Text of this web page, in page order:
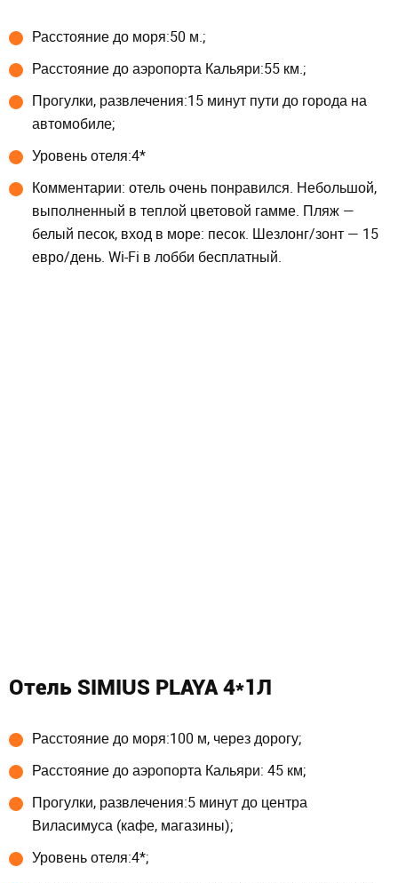
Расстояние до моря:50 м.;
Расстояние до аэропорта Кальяри:55 км.;
Прогулки, развлечения:15 минут пути до города на
автомобиле;
Уровень отеля:4*
Комментарии: отель очень понравился. Небольшой,
выполненный в теплой цветовой гамме. Пляж —
белый песок, вход в море: песок. Шезлонг/зонт — 15
евро/день. Wi-Fi в лобби бесплатный.
Отель SIMIUS PLAYA 4*1Л
Расстояние до моря:100 м, через дорогу;
Расстояние до аэропорта Кальяри: 45 км;
Прогулки, развлечения:5 минут до центра
Виласимуса (кафе, магазины);
Уровень отеля:4*;